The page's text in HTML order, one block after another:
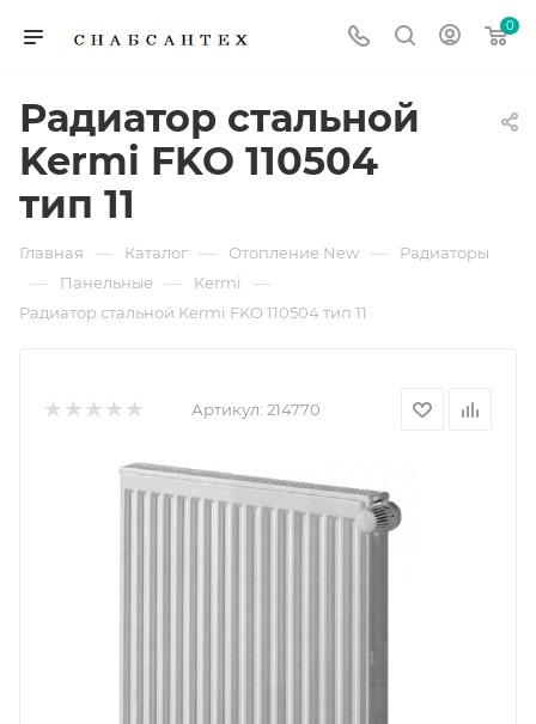
0
Радиатор стальной
Kermi FKO 110504
тип 11
Главная — Каталог — Отопление New — Радиаторы
— Панельные — Kermi —
Радиатор стальной Kermi FKO 110504 тип 11
Артикул: 214770